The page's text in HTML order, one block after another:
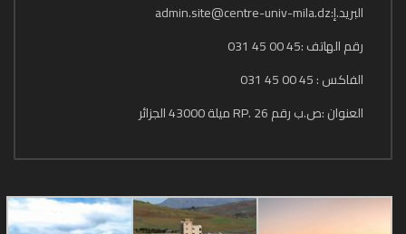
البريد.إ:admin.site@centre-univ-mila.dz
رقم الهاتف :45 00 45 031
الفاكس : 45 00 45 031
العنوان :ص.ب رقم 26 .RP ميلة 43000 الجزائر